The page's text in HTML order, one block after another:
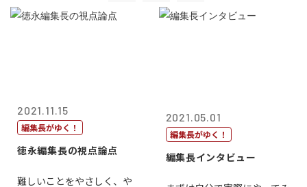
2021.11.15
編集長がゆく！
徳永編集長の視点論点
難しいことをやさしく、や
2021.05.01
編集長がゆく！
編集長インタビュー